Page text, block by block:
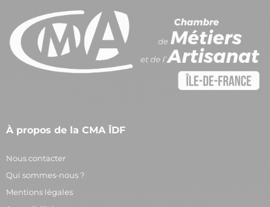
À propos de la CMA ÎDF
Nous contacter
Qui sommes-nous ?
Mentions légales